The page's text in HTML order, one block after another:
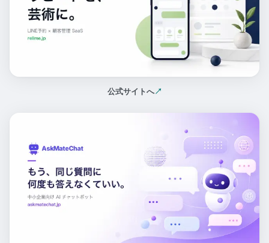
公式サイトへ↗
（新しいタブで開く）